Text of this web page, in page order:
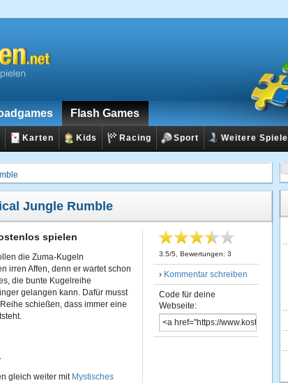
Flash Games
Karten Kids Racing Sport Weitere Spiele
Jungle Rumble
spielen
die Zuma-Kugeln
irren Affen, denn er wartet schon
die bunte Kugelreihe
gelangen kann. Dafür musst
schießen, dass immer eine
gleich weiter mit Mystisches
3.5/5 , Bewertungen: 3
› Kommentar schreiben
Code für deine
Webseite: